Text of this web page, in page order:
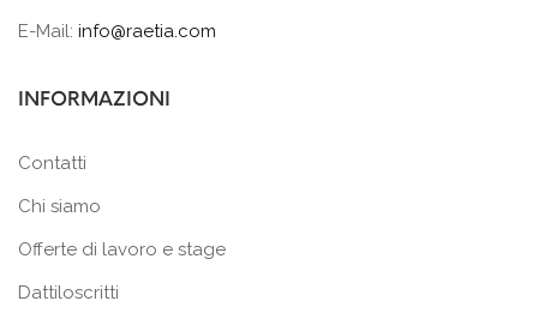
E-Mail: info@raetia.com
INFORMAZIONI
Contatti
Chi siamo
Offerte di lavoro e stage
Dattiloscritti